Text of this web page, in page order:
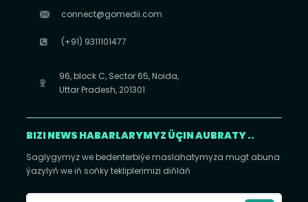
connect@gomedii.com
(+91) 9311101477
96, block C, Sector 65, Noida,
Uttar Pradesh, 201301
BIZI NEWS HABARLARYMYZ ÜÇIN AUBRATY ..
Saglygymyz we bedenterbiýe maslahatymyza mugt abuna
ýazylyň we iň soňky tekliplerimizi diňläň